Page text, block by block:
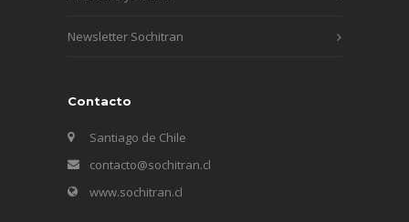
Newsletter Sochitran
Contacto
Santiago de Chile
contacto@sochitran.cl
www.sochitran.cl